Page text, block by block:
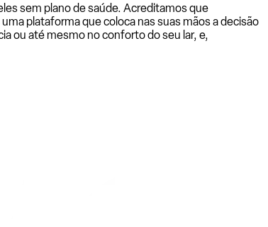
sem plano de saúde. Acreditamos que
plataforma que coloca nas suas mãos a decisão
ou até mesmo no conforto do seu lar, e,